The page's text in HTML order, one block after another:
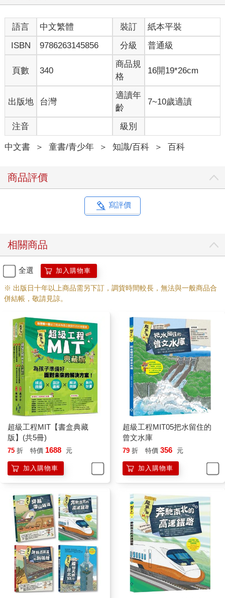
語言 中文繁體 裝訂
紙本平裝
ISBN
9786263145856 分級 普通級
頁數 340
商品規
格
16開19*26cm
出版地 台灣
適讀年
齡
7~10歲適讀
注音 級別
中文書 ＞ 童書/青少年 ＞ 知識/百科 ＞ 百科
商品評價
寫評價
相關商品
全選 加入購物車
※ 出版日十年以上商品需另下訂，調貨時間較長，無法與一般商品合
併結帳，敬請見諒。
超級工程MIT【書盒典藏
版】(共5冊)
75 折 特價 1688 元
加入購物車
超級工程MIT05把水留住的
曾文水庫
79 折 特價 356 元
加入購物車